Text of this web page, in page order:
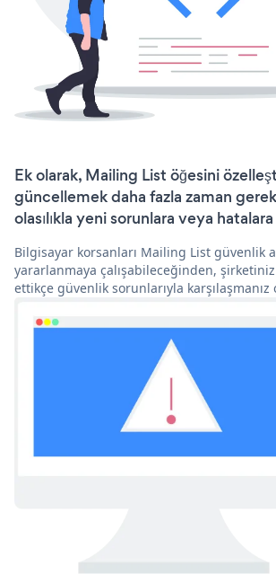
Ek olarak, Mailing List öğesini
güncellemek daha fazla zaman
olasılıkla yeni sorunlara veya
Bilgisayar korsanları Mailing List güvenlik
yararlanmaya çalışabileceğinden,
ettikçe güvenlik sorunlarıyla karşılaşmanız